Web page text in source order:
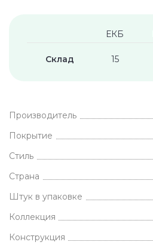
ЕКБ
Склад 15
Производитель
Покрытие
Стиль
Страна
Штук в упаковке
Коллекция
Конструкция